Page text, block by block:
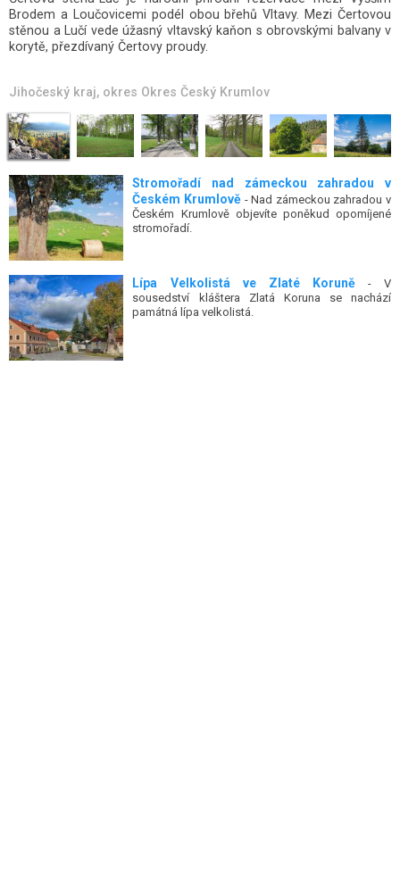
borovou alejí. Většinu stromů tvoří listnaté stromy, například duby.
Jihočeský kraj, okres Okres Český Krumlov
Stromořadí nad zámeckou zahradou v
Českém Krumlově - Nad zámeckou zahradou v
Českém Krumlově objevíte poněkud opomíjené
stromořadí.
Lípa Velkolistá ve Zlaté Koruně- V
sousedství kláštera Zlatá Koruna se nachází
památná lípa velkolistá.